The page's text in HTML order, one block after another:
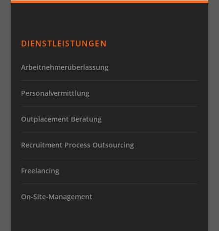
DIENSTLEISTUNGEN
Arbeitnehmerüberlassung
Personalvermittlung
Outplacement Beratung
Recruitment Process Outsourcing
Freelancing
On-Site-Management